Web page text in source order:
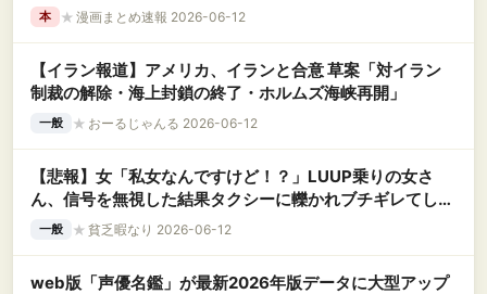
本 ★ 漫画まとめ速報 2026-06-12
【イラン報道】アメリカ、イランと合意 草案「対イラン
制裁の解除・海上封鎖の終了・ホルムズ海峡再開」
一般 ★ おーるじゃんる 2026-06-12
【悲報】女「私女なんですけど！？」LUUP乗りの女さ
ん、信号を無視した結果タクシーに轢かれブチギレてしま
う様子を激写されてしまう←コレｗｗｗｗｗｗｗｗｗｗ
一般 ★ 貧乏暇なり 2026-06-12
web版「声優名鑑」が最新2026年版データに大型アップ